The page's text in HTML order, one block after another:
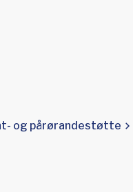
og pårørandestøtte